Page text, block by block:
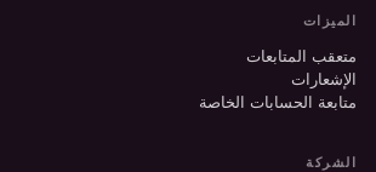
الميزات
متعقب المتابعات
الإشعارات
متابعة الحسابات الخاصة
الشركة